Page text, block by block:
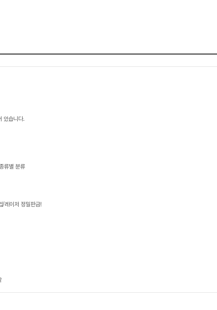
있습니다.
류별 분류
/레이저 정밀판금!